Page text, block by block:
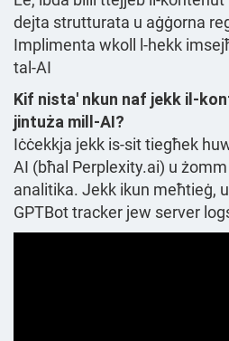
dejta strutturata u aġġorna
Implimenta wkoll l-hekk
tal-AI
Kif nista' nkun naf jekk il-
jintuża mill-AI?
Iċċekkja jekk is-sit tiegħek
AI (bħal Perplexity.ai) u
analitika. Jekk ikun meħtieġ,
GPTBot tracker jew server